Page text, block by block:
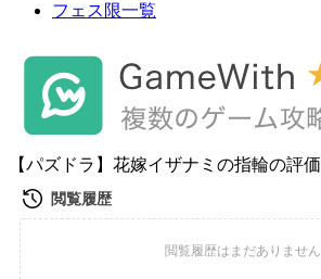
フェス限一覧
【パズドラ】花嫁イザナミの指輪の評価